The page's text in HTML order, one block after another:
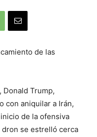
de las
Donald Trump,
con aniquilar a Irán,
de la ofensiva
se estrelló cerca